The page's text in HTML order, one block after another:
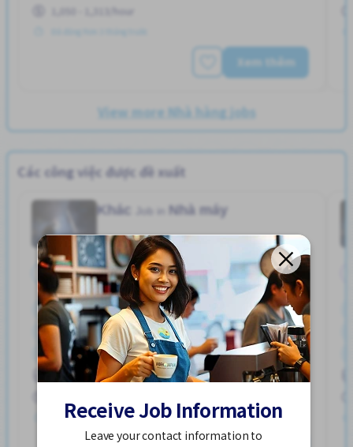
1,050 - 1,313/hour
Xem thêm
View more Nhà hàng jobs
Các công việc được đề xuất
Khác Nhà máy
Toàn thời gian
Bãi đậu xe đạp Bãi đỗ xe
Gần ga tàu
Giao dịch đã thanh toán
Hỗ trợ bữa ăn
Ký túc xá được bảo hiểm một phần
Lao động người nước ngoài
Nâng cao Phúc lợi
ハユカえき (かがわけん)
Đã đăng 2 tuần trước
Receive Job Information
Leave your contact information to